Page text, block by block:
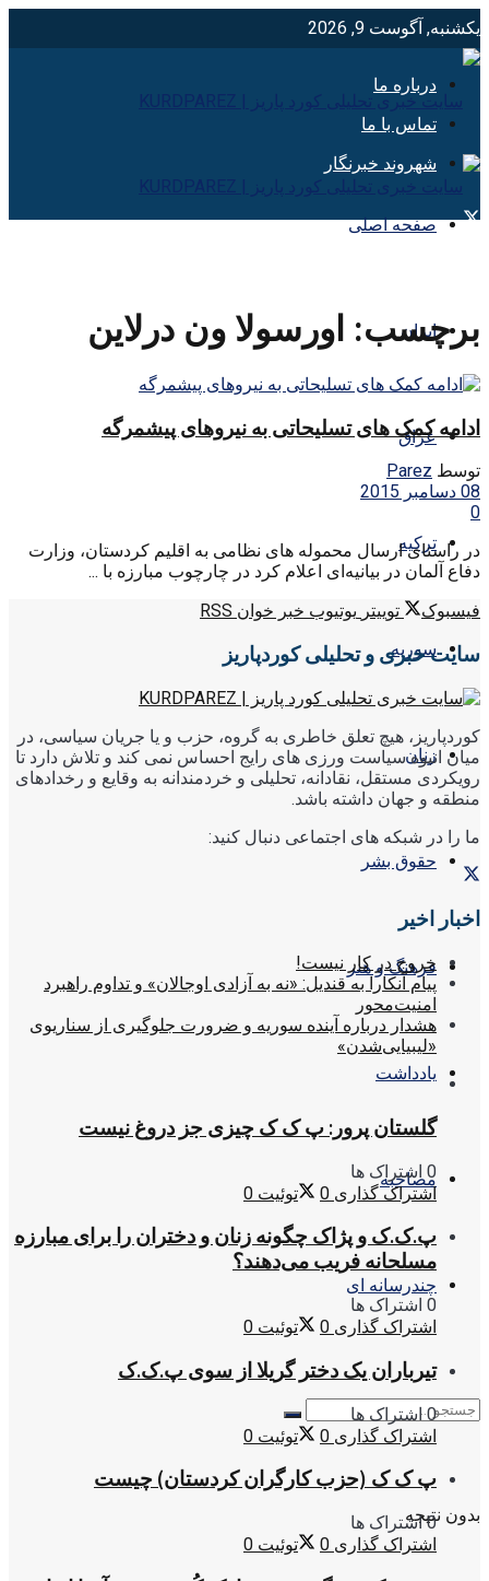
یکشنبه, آگوست 9, 2026
درباره ما
تماس با ما
شهروند خبرنگار
صفحه اصلی
ایران
عراق
ترکیه
سوریه
زنان
حقوق بشر
فرهنگ و هنر
یادداشت
مصاحبه
چندرسانه ای
بدون نتیجه
برچسب: اورسولا ون درلاین
ادامه کمک های تسلیحاتی به نیروهای پیشمرگه
توسط Parez
08 دسامبر 2015
0
در راستای ارسال محموله های نظامی به اقلیم کردستان، وزارت
دفاع آلمان در بیانیه‌ای اعلام کرد در چارچوب مبارزه با ...
فیسبوک
توییتر یوتیوب خبر خوان RSS
سایت خبری و تحلیلی کوردپاریز
کوردپاریز، هیچ تعلق خاطری به گروه، حزب و یا جریان سیاسی، در
میان انبوه سیاست ورزی های رایج احساس نمی کند و تلاش دارد تا
رویکردی مستقل، نقادانه، تحلیلی و خردمندانه به وقایع و رخدادهای
منطقه و جهان داشته باشد.
ما را در شبکه های اجتماعی دنبال کنید:
اخبار اخیر
خروج در کار نیست!
پیام آنکارا به قندیل: «نه به آزادی اوجالان» و تداوم راهبرد
امنیت‌محور
هشدار درباره آینده سوریه و ضرورت جلوگیری از سناریوی
«لیبیایی‌شدن»
گلستان پرور: پ ک ک چیزی جز دروغ نیست
0 اشتراک ها
اشتراک گذاری 0 توئیت 0
پ.ک.ک و پژاک چگونه زنان و دختران را برای مبارزه
مسلحانه فریب می‌دهند؟
0 اشتراک ها
اشتراک گذاری 0 توئیت 0
تیرباران یک دختر گریلا از سوی پ.ک.ک
0 اشتراک ها
اشتراک گذاری 0 توئیت 0
پ ک ک (حزب کارگران کردستان) چیست
0 اشتراک ها
اشتراک گذاری 0 توئیت 0